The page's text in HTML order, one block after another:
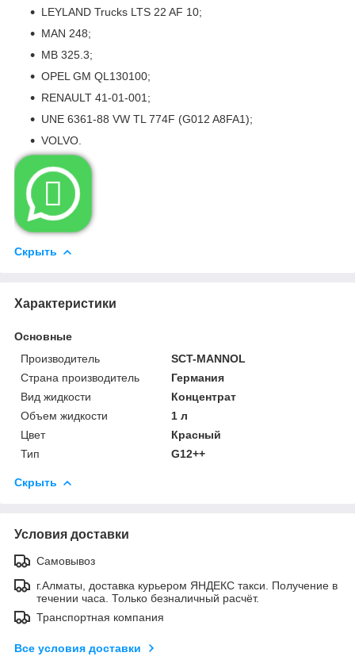
LEYLAND Trucks LTS 22 AF 10;
MAN 248;
MB 325.3;
OPEL GM QL130100;
RENAULT 41-01-001;
UNE 6361-88 VW TL 774F (G012 A8FA1);
VOLVO.

Скрыть
Характеристики
Основные
Производитель
SCT-MANNOL
Страна производитель
Германия
Вид жидкости
Концентрат
Объем жидкости
1 л
Цвет
Красный
Тип
G12++
Скрыть
Условия доставки
Самовывоз
г.Алматы, доставка курьером ЯНДЕКС такси. Получение в
течении часа. Только безналичный расчёт.
Транспортная компания
Все условия доставки